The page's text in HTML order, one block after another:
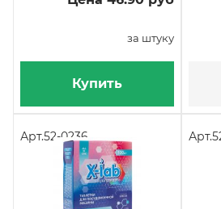
за штуку
Купить
Арт.52-0236 Арт.